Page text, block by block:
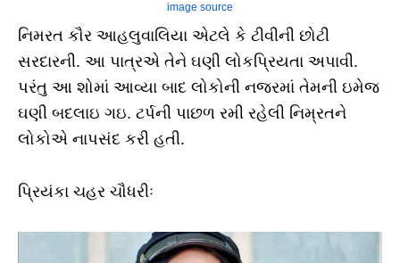
image source
નિમરત કૌર આહલુવાલિયા એટલે કે ટીવીની છોટી
સરદારની. આ પાત્રએ તેને ઘણી લોકપ્રિયતા અપાવી.
પરંતુ આ શોમાં આવ્યા બાદ લોકોની નજરમાં તેમની ઇમેજ
ઘણી બદલાઇ ગઇ. ટર્પની પાછળ રમી રહેલી નિમ્રતને
લોકોએ નાપસંદ કરી હતી.
પ્રિયંકા ચહર ચૌધરીઃ